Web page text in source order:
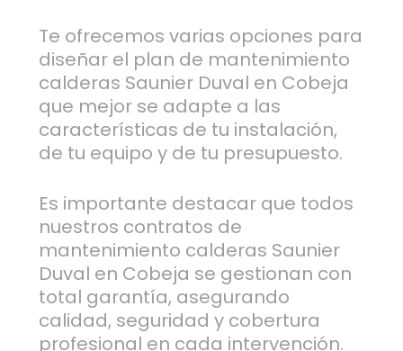
Te ofrecemos varias opciones para
diseñar el plan de mantenimiento
calderas Saunier Duval en Cobeja
que mejor se adapte a las
características de tu instalación,
de tu equipo y de tu presupuesto.
Es importante destacar que todos
nuestros contratos de
mantenimiento calderas Saunier
Duval en Cobeja se gestionan con
total garantía, asegurando
calidad, seguridad y cobertura
profesional en cada intervención.